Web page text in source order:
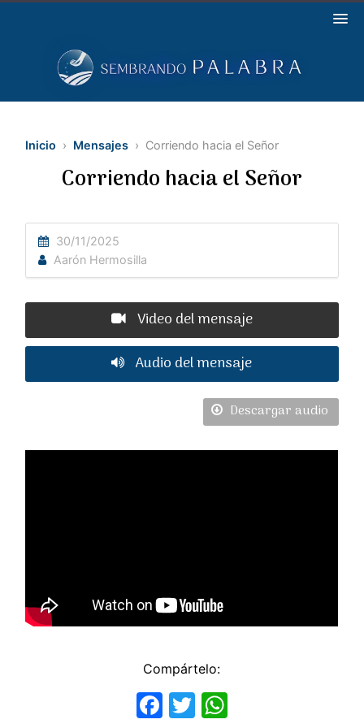
Inicio › Mensajes › Corriendo hacia el Señor
Corriendo hacia el Señor
30/11/2025
Aarón Hermosilla
Video del mensaje
Audio del mensaje
Descargar audio
Compártelo:
Facebook
Twitter
WhatsApp